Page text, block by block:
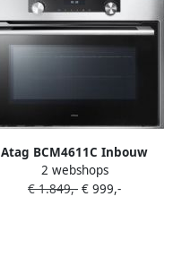
Atag BCM4611C Inbouw
oven met magnetron Grijs
2 webshops
€ 1.849,- € 999,-